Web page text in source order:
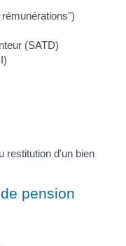
(SATD)
restitution d'un bien
pension